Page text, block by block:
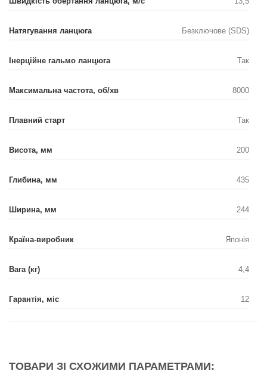
Натягування ланцюга Безключове (SDS)
Інерційне гальмо ланцюга Так
Максимальна частота, об/хв 8000
Плавний старт Так
Висота, мм 200
Глибина, мм 435
Ширина, мм 244
Країна-виробник Японія
Вага (кг) 4,4
Гарантія, міс 12
ТОВАРИ ЗІ СХОЖИМИ ПАРАМЕТРАМИ: